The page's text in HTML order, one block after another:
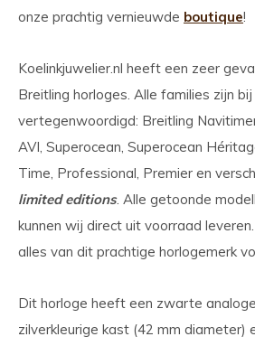
onze prachtig vernieuwde boutique!
Koelinkjuwelier.nl heeft een zeer
Breitling horloges. Alle families zijn bij
vertegenwoordigd: Breitling
AVI, Superocean, Superocean
Time, Professional, Premier en
limited editions. Alle getoonde
kunnen wij direct uit voorraad
alles van dit prachtige horlogemerk
Dit horloge heeft een zwarte
zilverkleurige kast (42 mm diameter)